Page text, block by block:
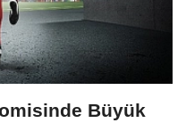
Büyük